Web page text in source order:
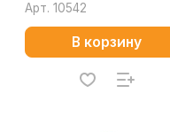
Арт. 10542
В корзину